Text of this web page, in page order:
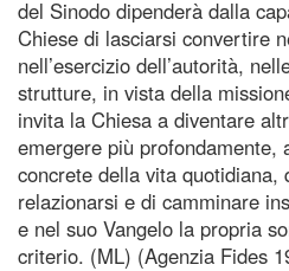
del Sinodo dipenderà dalla
Chiese di lasciarsi convertire
nell’esercizio dell’autorità,
strutture, in vista della
invita la Chiesa a diventare
emergere più profondamente,
concrete della vita quotidiana,
relazionarsi e di camminare
e nel suo Vangelo la propria
criterio. (ML) (Agenzia Fides